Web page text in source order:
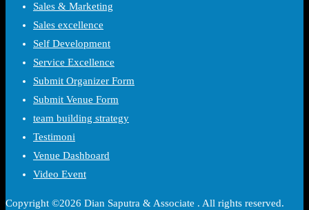
Sales & Marketing
Sales excellence
Self Development
Service Excellence
Submit Organizer Form
Submit Venue Form
team building strategy
Testimoni
Venue Dashboard
Video Event
Copyright ©2026 Dian Saputra & Associate . All rights reserved.